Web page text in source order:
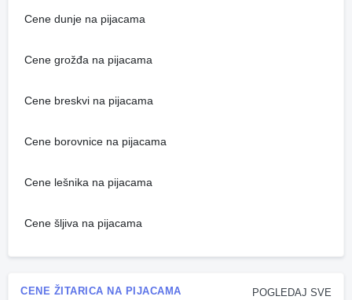
Cene dunje na pijacama
Cene grožđa na pijacama
Cene breskvi na pijacama
Cene borovnice na pijacama
Cene lešnika na pijacama
Cene šljiva na pijacama
POGLEDAJ SVE
CENE ŽITARICA NA PIJACAMA